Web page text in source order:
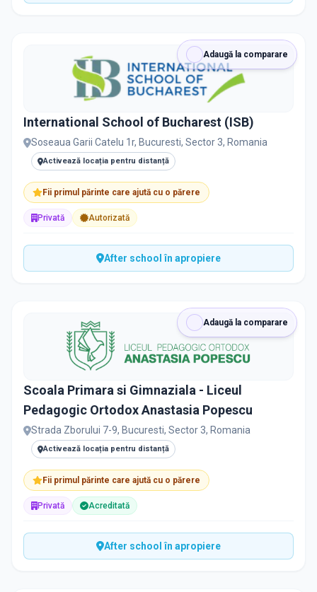
Adaugă la comparare
International School of Bucharest (ISB)
Soseaua Garii Catelu 1r, Bucuresti, Sector 3, Romania
Activează locația pentru distanță
Fii primul părinte care ajută cu o părere
Privată Autorizată
After school în apropiere
Adaugă la comparare
Scoala Primara si Gimnaziala - Liceul
Pedagogic Ortodox Anastasia Popescu
Strada Zborului 7-9, Bucuresti, Sector 3, Romania
Activează locația pentru distanță
Fii primul părinte care ajută cu o părere
Privată Acreditată
After school în apropiere